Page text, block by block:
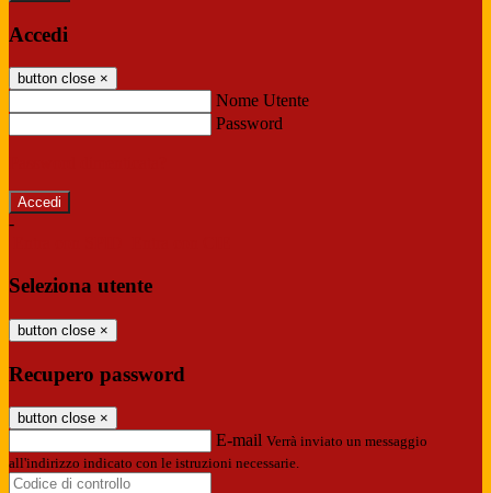
Accedi
button close ×
Nome Utente
Password
-
Seleziona utente
button close ×
Recupero password
button close ×
E-mail Verrà inviato un messaggio
all'indirizzo indicato con le istruzioni necessarie.